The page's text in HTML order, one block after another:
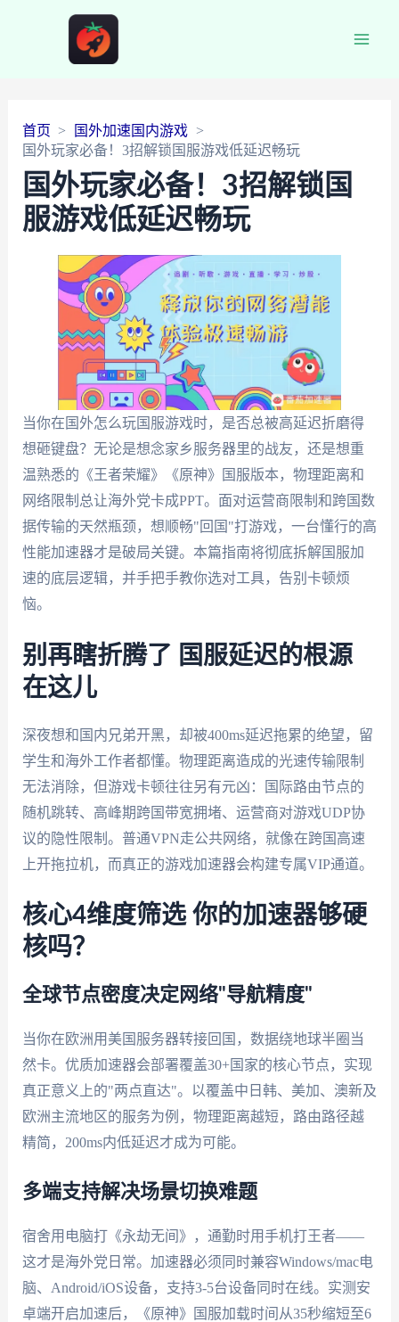
首页
国外加速国内游戏
国外玩家必备！3招解锁国服游戏低延迟畅玩
国外玩家必备！3招解锁国
服游戏低延迟畅玩
当你在国外怎么玩国服游戏时，是否总被高延迟折磨得
想砸键盘？无论是想念家乡服务器里的战友，还是想重
温熟悉的《王者荣耀》《原神》国服版本，物理距离和
网络限制总让海外党卡成PPT。面对运营商限制和跨国数
据传输的天然瓶颈，想顺畅"回国"打游戏，一台懂行的高
性能加速器才是破局关键。本篇指南将彻底拆解国服加
速的底层逻辑，并手把手教你选对工具，告别卡顿烦
恼。
别再瞎折腾了 国服延迟的根源
在这儿
深夜想和国内兄弟开黑，却被400ms延迟拖累的绝望，留
学生和海外工作者都懂。物理距离造成的光速传输限制
无法消除，但游戏卡顿往往另有元凶：国际路由节点的
随机跳转、高峰期跨国带宽拥堵、运营商对游戏UDP协
议的隐性限制。普通VPN走公共网络，就像在跨国高速
上开拖拉机，而真正的游戏加速器会构建专属VIP通道。
核心4维度筛选 你的加速器够硬
核吗？
全球节点密度决定网络"导航精度"
当你在欧洲用美国服务器转接回国，数据绕地球半圈当
然卡。优质加速器会部署覆盖30+国家的核心节点，实现
真正意义上的"两点直达"。以覆盖中日韩、美加、澳新及
欧洲主流地区的服务为例，物理距离越短，路由路径越
精简，200ms内低延迟才成为可能。
多端支持解决场景切换难题
宿舍用电脑打《永劫无间》，通勤时用手机打王者——
这才是海外党日常。加速器必须同时兼容Windows/mac电
脑、Android/iOS设备，支持3-5台设备同时在线。实测安
卓端开启加速后，《原神》国服加载时间从35秒缩短至6